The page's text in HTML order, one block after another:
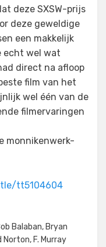
deze SXSW-prijs
deze geweldige
een makkelijk
echt wel wat
direct na afloop
film van het
wel één van de
filmervaringen
monnikenwerk-
tt5104604
Balaban, Bryan
Norton, F. Murray